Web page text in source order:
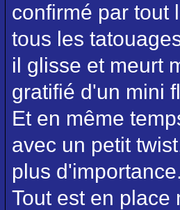
confirmé par tout
tous les
il glisse et meurt
gratifié d'un mini
Et en même
avec un petit
plus
Tout est en